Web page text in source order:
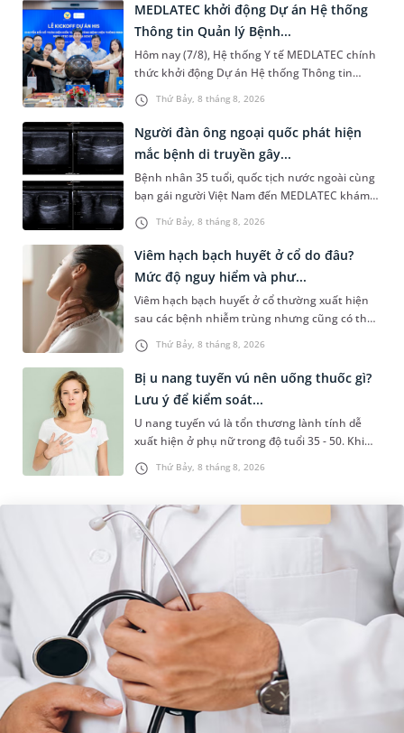
Thứ Bảy, 8 tháng 8, 2026
MEDLATEC khởi động Dự án Hệ thống
Thông tin Quản lý Bệnh...
Hôm nay (7/8), Hệ thống Y tế MEDLATEC chính
thức khởi động Dự án Hệ thống Thông tin
Quản lý Bệnh viện (HIS - Hospital Information
System) giai đoạn mới. Dự á...
Thứ Bảy, 8 tháng 8, 2026
Người đàn ông ngoại quốc phát hiện
mắc bệnh di truyền gây...
Bệnh nhân 35 tuổi, quốc tịch nước ngoài cùng
bạn gái người Việt Nam đến MEDLATEC khám
sức khỏe tiền hôn nhân. Qua thăm khám và
làm các xét nghiệm chuyên sâu,...
Thứ Bảy, 8 tháng 8, 2026
Viêm hạch bạch huyết ở cổ do đâu?
Mức độ nguy hiểm và phư...
Viêm hạch bạch huyết ở cổ thường xuất hiện
sau các bệnh nhiễm trùng nhưng cũng có thể
liên quan đến lao hạch hoặc ung thư. Để tìm
hiểu nguyên nhân gây viêm,...
Thứ Bảy, 8 tháng 8, 2026
Bị u nang tuyến vú nên uống thuốc gì?
Lưu ý để kiểm soát...
U nang tuyến vú là tổn thương lành tính dễ
xuất hiện ở phụ nữ trong độ tuổi 35 - 50. Khi
được chẩn đoán mắc bệnh, nhiều người
thường băn khoăn u nang tuyến v...